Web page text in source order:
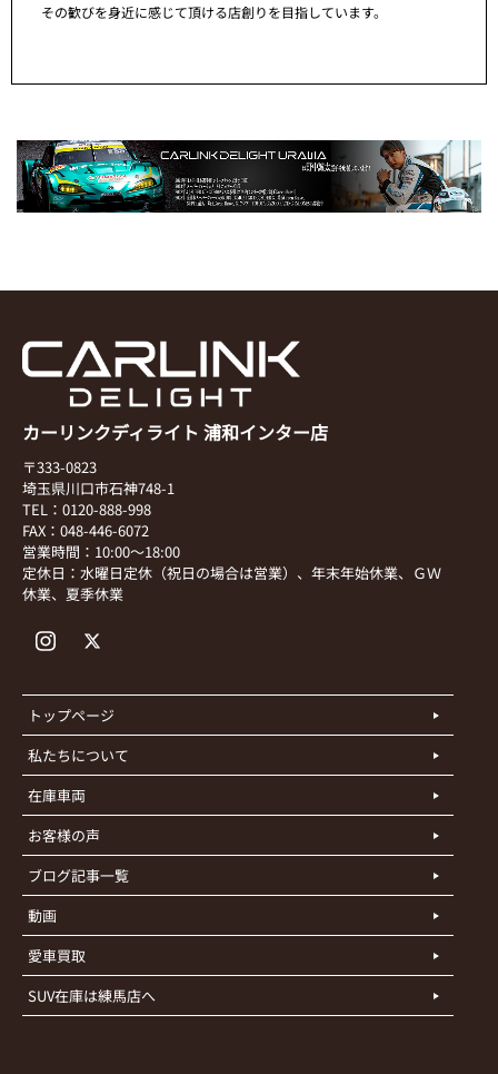
その歓びを身近に感じて頂ける店創りを目指しています。
カーリンクディライト 浦和インター店
〒333-0823
埼玉県川口市石神748-1
TEL：0120-888-998
FAX：048-446-6072
営業時間：10:00～18:00
定休日：水曜日定休（祝日の場合は営業）、年末年始休業、ＧＷ
休業、夏季休業
トップページ
私たちについて
在庫車両
お客様の声
ブログ記事一覧
動画
愛車買取
SUV在庫は練馬店へ